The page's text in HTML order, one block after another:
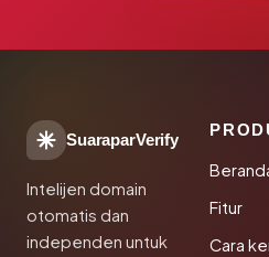
SuaraparVerify
Intelijen domain
otomatis dan
independen untuk
Fitur
Cara